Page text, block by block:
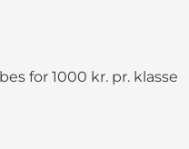
for 1000 kr. pr. klasse